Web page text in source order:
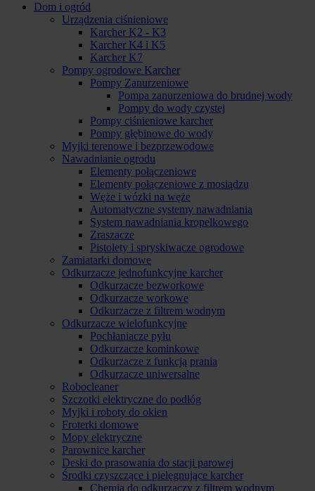
Dom i ogród
Urządzenia ciśnieniowe
Karcher K2 - K3
Karcher K4 i K5
Karcher K7
Pompy ogrodowe Karcher
Pompy Zanurzeniowe
Pompa zanurzeniowa do brudnej wody
Pompy do wody czystej
Pompy ciśnieniowe karcher
Pompy głębinowe do wody
Myjki terenowe i bezprzewodowe
Nawadnianie ogrodu
Elementy połączeniowe
Elementy połączeniowe z mosiądzu
Węże i wózki na węże
Automatyczne systemy nawadniania
System nawadniania kropelkowego
Zraszacze
Pistolety i spryskiwacze ogrodowe
Zamiatarki domowe
Odkurzacze jednofunkcyjne karcher
Odkurzacze bezworkowe
Odkurzacze workowe
Odkurzacze z filtrem wodnym
Odkurzacze wielofunkcyjne
Pochłaniacze pyłu
Odkurzacze kominkowe
Odkurzacze z funkcją prania
Odkurzacze uniwersalne
Robocleaner
Szczotki elektryczne do podłóg
Myjki i roboty do okien
Froterki domowe
Mopy elektryczne
Parownice karcher
Deski do prasowania do stacji parowej
Środki czyszczące i pielęgnujące karcher
Chemia do odkurzaczy z filtrem wodnym